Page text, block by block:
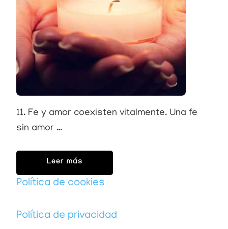
11. Fe y amor coexisten vitalmente. Una fe
sin amor …
Leer más
Política de cookies
Política de privacidad